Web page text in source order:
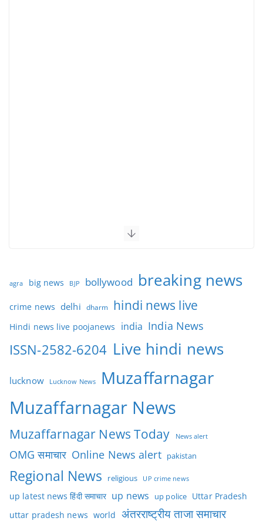
agra big news BJP bollywood breaking news
crime news delhi dharm hindi news live
Hindi news live poojanews india India News
ISSN-2582-6204 Live hindi news
lucknow Lucknow News Muzaffarnagar
Muzaffarnagar News
Muzaffarnagar News Today News alert
OMG समाचार Online News alert pakistan
Regional News religious UP crime news
up latest news हिंदी समाचार up news up police Uttar Pradesh
uttar pradesh news world अंतरराष्ट्रीय ताजा समाचार